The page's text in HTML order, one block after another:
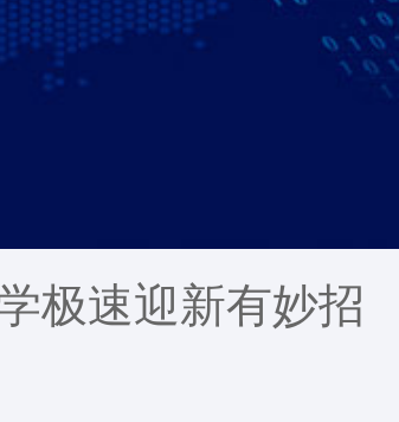
极速迎新有妙招